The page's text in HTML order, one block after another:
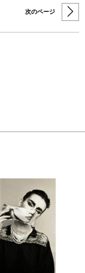
次のページ